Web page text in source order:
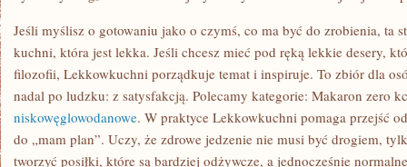
Jeśli myślisz o gotowaniu jako o czymś, co ma być do zrobienia, ta
kuchni, która jest lekka. Jeśli chcesz mieć pod ręką lekkie desery,
filozofii, Lekkowkuchni porządkuje temat i inspiruje. To zbiór dla
nadal po ludzku: z satysfakcją. Polecamy kategorie: Makaron zero
niskowęglowodanowe. W praktyce Lekkowkuchni pomaga przejść
do „mam plan”. Uczy, że zdrowe jedzenie nie musi być drogiem,
tworzyć posiłki, które są bardziej odżywcze, a jednocześnie